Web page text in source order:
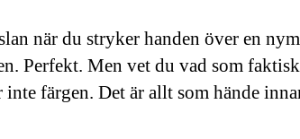
när du stryker handen över en
Perfekt. Men vet du vad som
inte färgen. Det är allt som hände